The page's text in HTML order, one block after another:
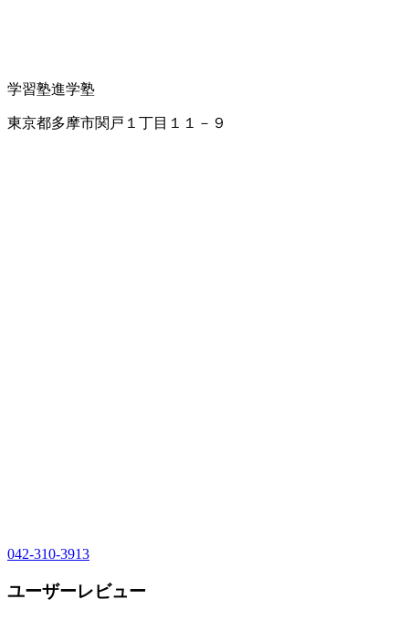
学習塾進学塾
東京都多摩市関戸１丁目１１－９
042-310-3913
ユーザーレビュー